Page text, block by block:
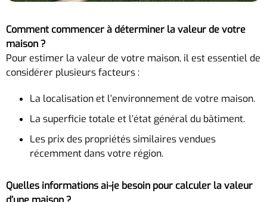
Comment commencer à déterminer la valeur de votre
maison ?
Pour estimer la valeur de votre maison, il est essentiel de
considérer plusieurs facteurs :
La localisation et l’environnement de votre maison.
La superficie totale et l’état général du bâtiment.
Les prix des propriétés similaires vendues
récemment dans votre région.
Quelles informations ai-je besoin pour calculer la valeur